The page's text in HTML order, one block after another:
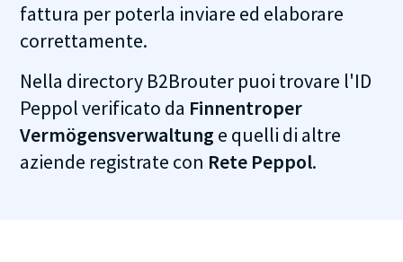
fattura per poterla inviare ed elaborare
correttamente.
Nella directory B2Brouter puoi trovare l'ID
Peppol verificato da Finnentroper
Vermögensverwaltung e quelli di altre
aziende registrate con Rete Peppol.